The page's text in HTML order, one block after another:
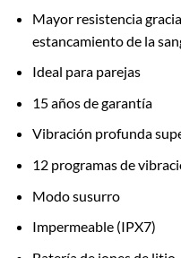
Mayor resistencia
estancamiento de la
Ideal para parejas
15 años de garantía
Vibración profunda
12 programas de
Modo susurro
Impermeable (IPX7)